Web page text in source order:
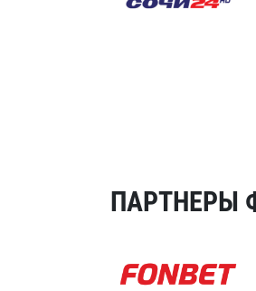
ПАРТНЕРЫ